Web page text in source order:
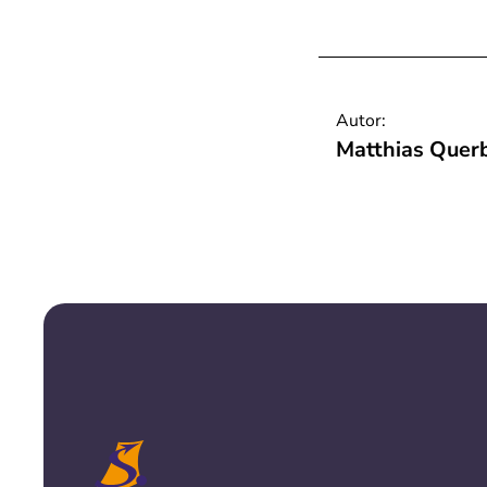
Autor:
Matthias